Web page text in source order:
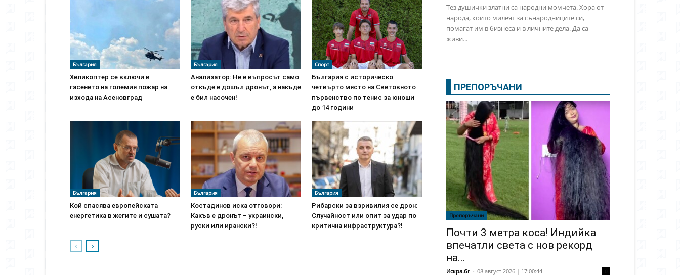
България
Хеликоптер се включи в
гасенето на големия пожар на
изхода на Асеновград
България
Анализатор: Не е въпросът само
откъде е дошъл дронът, а накъде
е бил насочен!
Спорт
България с историческо
четвърто място на Световното
първенство по тенис за юноши
до 14 години
България
Кой спасява европейската
енергетика в жегите и сушата?
България
Костадинов иска отговори:
Какъв е дронът – украински,
руски или ирански?!
България
Рибарски за взривилия се дрон:
Случайност или опит за удар по
критична инфраструктура?!
Тез душички златни са народни момчета. Хора от
народа, които милеят за сънародниците си,
помагат им в бизнеса и в личните дела. Да са
живи...
ПРЕПОРЪЧАНИ
Препоръчани
Почти 3 метра коса! Индийка
впечатли света с нов рекорд
на...
Искра.бг - 08 август 2026 | 17:00:44